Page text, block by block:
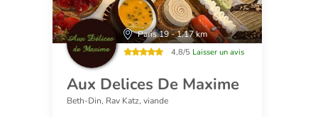
Paris 19 - 1.17 km
4,8/5 Laisser un avis
Aux Delices De Maxime
Beth-Din, Rav Katz, viande